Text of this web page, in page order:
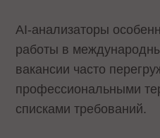
AI-анализаторы
работы в
вакансии часто
профессиональными
списками требований.